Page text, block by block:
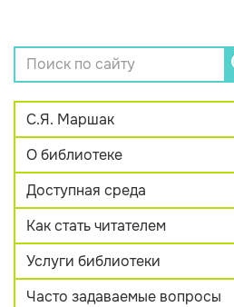
С.Я. Маршак
О библиотеке
Доступная среда
Как стать читателем
Услуги библиотеки
Часто задаваемые вопросы